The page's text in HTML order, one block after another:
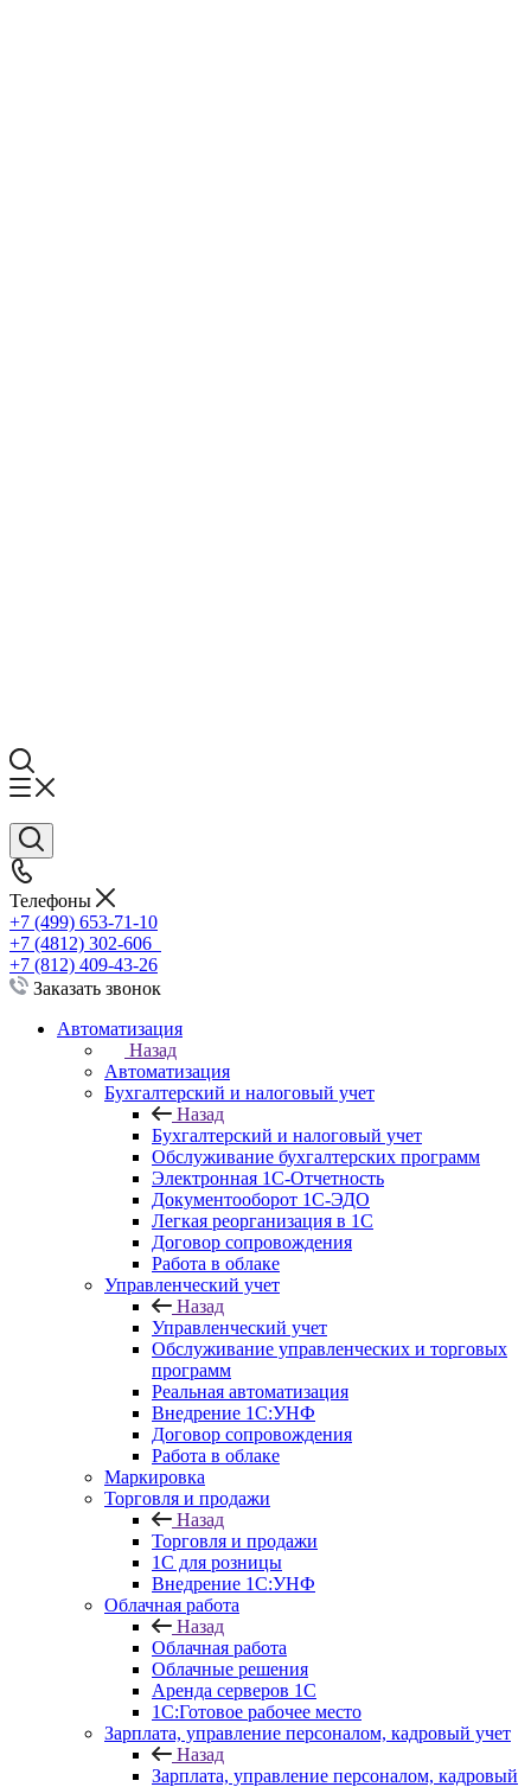
Телефоны
+7 (499) 653-71-10
+7 (4812) 302-606
+7 (812) 409-43-26
Заказать звонок
Автоматизация
Назад
Автоматизация
Бухгалтерский и налоговый учет
Назад
Бухгалтерский и налоговый учет
Обслуживание бухгалтерских программ
Электронная 1С-Отчетность
Документооборот 1С-ЭДО
Легкая реорганизация в 1С
Договор сопровождения
Работа в облаке
Управленческий учет
Назад
Управленческий учет
Обслуживание управленческих и торговых
программ
Реальная автоматизация
Внедрение 1С:УНФ
Договор сопровождения
Работа в облаке
Маркировка
Торговля и продажи
Назад
Торговля и продажи
1С для розницы
Внедрение 1С:УНФ
Облачная работа
Назад
Облачная работа
Облачные решения
Аренда серверов 1С
1C:Готовое рабочее место
Зарплата, управление персоналом, кадровый учет
Назад
Зарплата, управление персоналом, кадровый